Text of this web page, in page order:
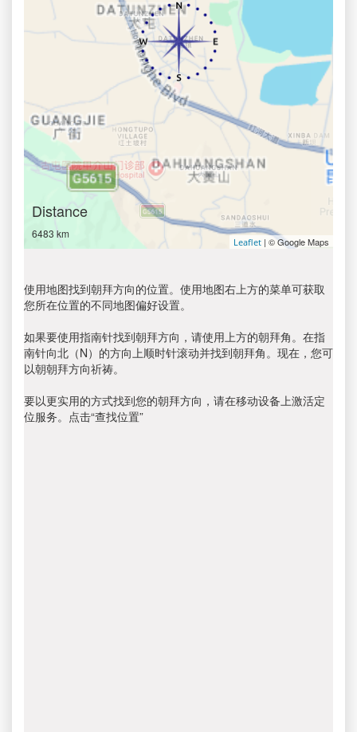
Distance
6483 km
Leaflet | © Google Maps
使用地图找到朝拜方向的位置。使用地图右上方的菜单可获取
您所在位置的不同地图偏好设置。
如果要使用指南针找到朝拜方向，请使用上方的朝拜角。在指
南针向北（N）的方向上顺时针滚动并找到朝拜角。现在，您可
以朝朝拜方向祈祷。
要以更实用的方式找到您的朝拜方向，请在移动设备上激活定
位服务。点击“查找位置”